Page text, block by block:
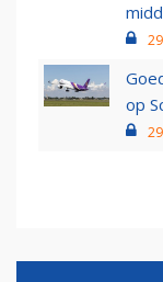
op